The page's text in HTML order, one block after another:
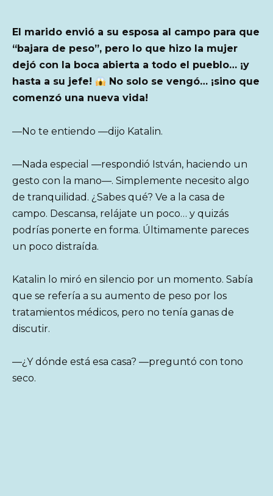
El marido envió a su esposa al campo para que
“bajara de peso”, pero lo que hizo la mujer
dejó con la boca abierta a todo el pueblo… ¡y
hasta a su jefe!
No solo se vengó… ¡sino que
comenzó una nueva vida!
—No te entiendo —dijo Katalin.
—Nada especial —respondió István, haciendo un
gesto con la mano—. Simplemente necesito algo
de tranquilidad. ¿Sabes qué? Ve a la casa de
campo. Descansa, relájate un poco… y quizás
podrías ponerte en forma. Últimamente pareces
un poco distraída.
Katalin lo miró en silencio por un momento. Sabía
que se refería a su aumento de peso por los
tratamientos médicos, pero no tenía ganas de
discutir.
—¿Y dónde está esa casa? —preguntó con tono
seco.